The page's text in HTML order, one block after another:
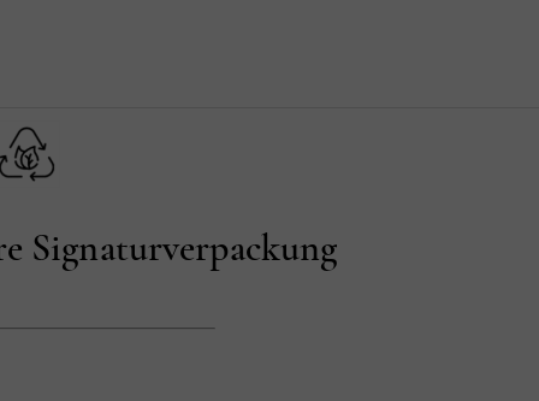
Signaturverpackung